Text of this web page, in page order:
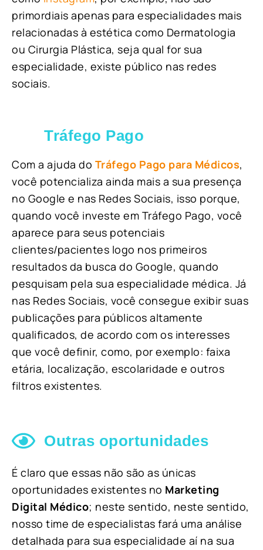
primordiais apenas para especialidades mais
relacionadas à estética como Dermatologia
ou Cirurgia Plástica, seja qual for sua
especialidade, existe público nas redes
sociais.
Tráfego Pago
Com a ajuda do Tráfego Pago para Médicos,
você potencializa ainda mais a sua presença
no Google e nas Redes Sociais, isso porque,
quando você investe em Tráfego Pago, você
aparece para seus potenciais
clientes/pacientes logo nos primeiros
resultados da busca do Google, quando
pesquisam pela sua especialidade médica. Já
nas Redes Sociais, você consegue exibir suas
publicações para públicos altamente
qualificados, de acordo com os interesses
que você definir, como, por exemplo: faixa
etária, localização, escolaridade e outros
filtros existentes.
Outras oportunidades
É claro que essas não são as únicas
oportunidades existentes no Marketing
Digital Médico; neste sentido, neste sentido,
nosso time de especialistas fará uma análise
detalhada para sua especialidade aí na sua